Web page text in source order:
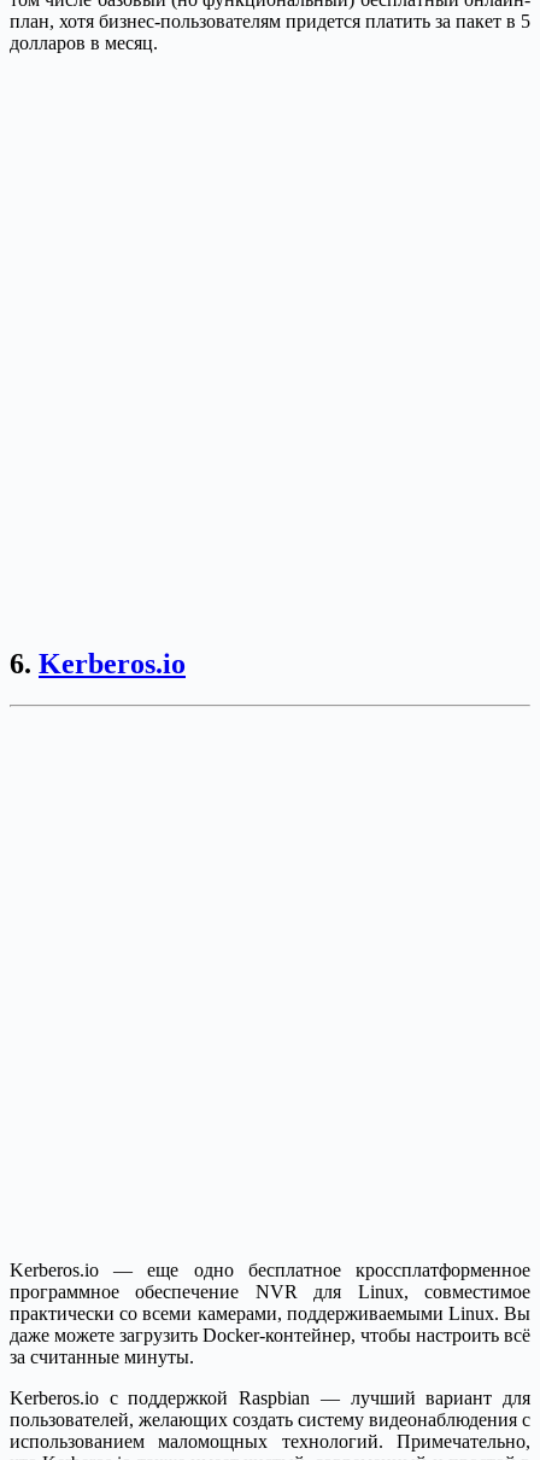
план, хотя бизнес-пользователям придется платить за пакет в 5
долларов в месяц.
6. Kerberos.io
Kerberos.io — еще одно бесплатное кроссплатформенное
программное обеспечение NVR для Linux, совместимое
практически со всеми камерами, поддерживаемыми Linux. Вы
даже можете загрузить Docker-контейнер, чтобы настроить всё
за считанные минуты.
Kerberos.io с поддержкой Raspbian — лучший вариант для
пользователей, желающих создать систему видеонаблюдения с
использованием маломощных технологий. Примечательно,